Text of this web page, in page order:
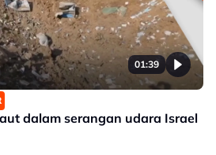
01:39
dalam serangan udara Israel